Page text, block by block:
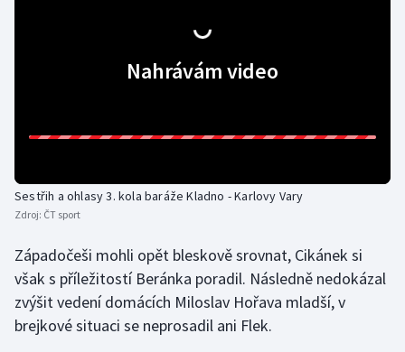
Rychlobruslení
Short track
Sportovní střelba
Stolní tenis
Nahrávám video
Sestřih a ohlasy 3. kola baráže Kladno - Karlovy Vary
Zdroj: ČT sport
Západočeši mohli opět bleskově srovnat, Cikánek si
však s příležitostí Beránka poradil. Následně nedokázal
zvýšit vedení domácích Miloslav Hořava mladší, v
brejkové situaci se neprosadil ani Flek.